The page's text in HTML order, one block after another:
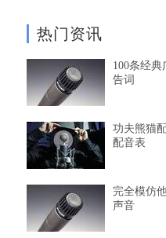
热门资讯
100条经典广告语
告词
功夫熊猫
配音表
完全模仿
声音